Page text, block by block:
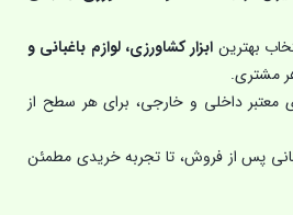
بهترین ابزار کشاورزی، لوازم باغبانی و
مشتری.
معتبر داخلی و خارجی، برای هر سطح از
پس از فروش، تا تجربه خریدی مطمئن